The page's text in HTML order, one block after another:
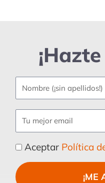
Nombre
Email
ACEPTA
POLÍTICA
PRIVACIDAD
Aceptar Política
¡ME